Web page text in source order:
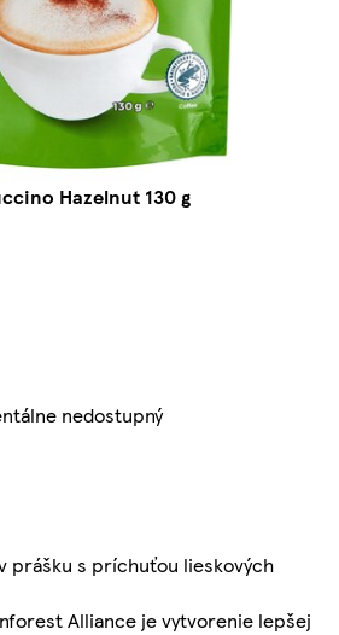
Hazelnut 130 g
nedostupný
prášku s príchuťou lieskových
Alliance je vytvorenie lepšej